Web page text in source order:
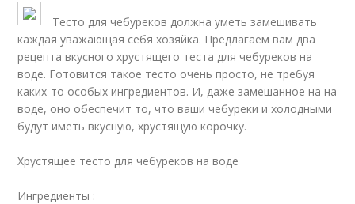
Тесто для чебуреков должна уметь замешивать
каждая уважающая себя хозяйка. Предлагаем вам два
рецепта вкусного хрустящего теста для чебуреков на
воде. Готовится такое тесто очень просто, не требуя
каких-то особых ингредиентов. И, даже замешанное на на
воде, оно обеспечит то, что ваши чебуреки и холодными
будут иметь вкусную, хрустящую корочку.
Хрустящее тесто для чебуреков на воде
Ингредиенты :